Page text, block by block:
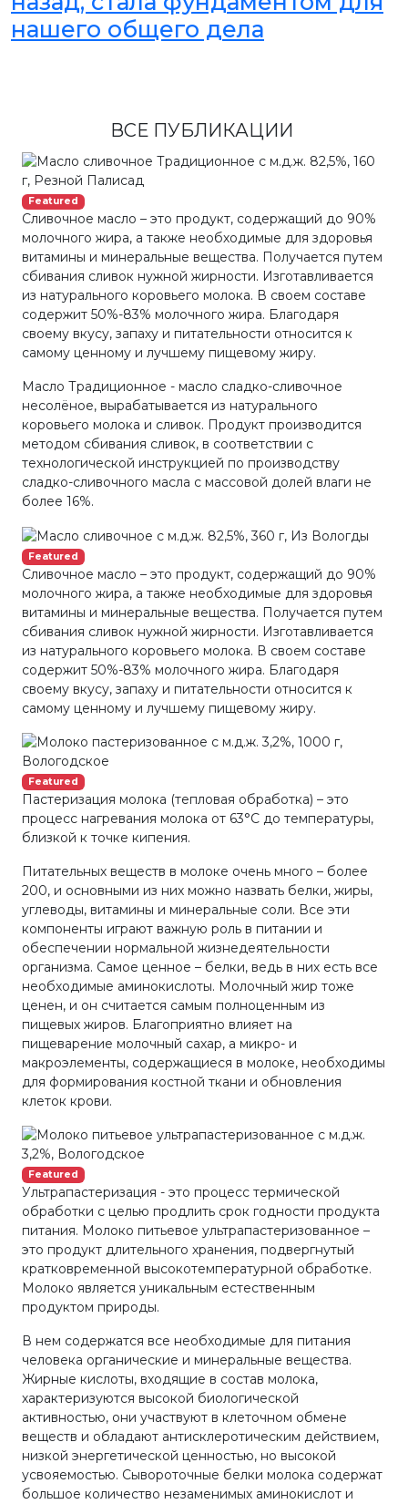
нашего общего дела
ВСЕ ПУБЛИКАЦИИ
Featured
Сливочное масло – это продукт, содержащий до 90%
молочного жира, а также необходимые для здоровья
витамины и минеральные вещества. Получается путем
сбивания сливок нужной жирности. Изготавливается
из натурального коровьего молока. В своем составе
содержит 50%-83% молочного жира. Благодаря
своему вкусу, запаху и питательности относится к
самому ценному и лучшему пищевому жиру.
Масло Традиционное - масло сладко-сливочное
несолёное, вырабатывается из натурального
коровьего молока и сливок. Продукт производится
методом сбивания сливок, в соответствии с
технологической инструкцией по производству
сладко-сливочного масла с массовой долей влаги не
более 16%.
Featured
Сливочное масло – это продукт, содержащий до 90%
молочного жира, а также необходимые для здоровья
витамины и минеральные вещества. Получается путем
сбивания сливок нужной жирности. Изготавливается
из натурального коровьего молока. В своем составе
содержит 50%-83% молочного жира. Благодаря
своему вкусу, запаху и питательности относится к
самому ценному и лучшему пищевому жиру.
Featured
Пастеризация молока (тепловая обработка) – это
процесс нагревания молока от 63°С до температуры,
близкой к точке кипения.
Питательных веществ в молоке очень много – более
200, и основными из них можно назвать белки, жиры,
углеводы, витамины и минеральные соли. Все эти
компоненты играют важную роль в питании и
обеспечении нормальной жизнедеятельности
организма. Самое ценное – белки, ведь в них есть все
необходимые аминокислоты. Молочный жир тоже
ценен, и он считается самым полноценным из
пищевых жиров. Благоприятно влияет на
пищеварение молочный сахар, а микро- и
макроэлементы, содержащиеся в молоке, необходимы
для формирования костной ткани и обновления
клеток крови.
Featured
Ультрапастеризация - это процесс термической
обработки с целью продлить срок годности продукта
питания. Молоко питьевое ультрапастеризованное –
это продукт длительного хранения, подвергнутый
кратковременной высокотемпературной обработке.
Молоко является уникальным естественным
продуктом природы.
В нем содержатся все необходимые для питания
человека органические и минеральные вещества.
Жирные кислоты, входящие в состав молока,
характеризуются высокой биологической
активностью, они участвуют в клеточном обмене
веществ и обладают антисклеротическим действием,
низкой энергетической ценностью, но высокой
усвояемостью. Сывороточные белки молока содержат
большое количество незаменимых аминокислот и